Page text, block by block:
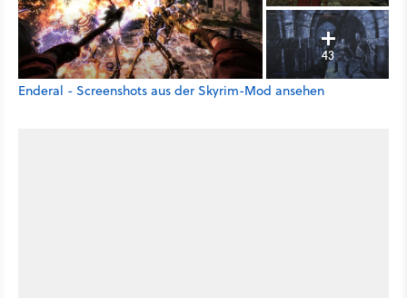
43
Enderal - Screenshots aus der Skyrim-Mod ansehen